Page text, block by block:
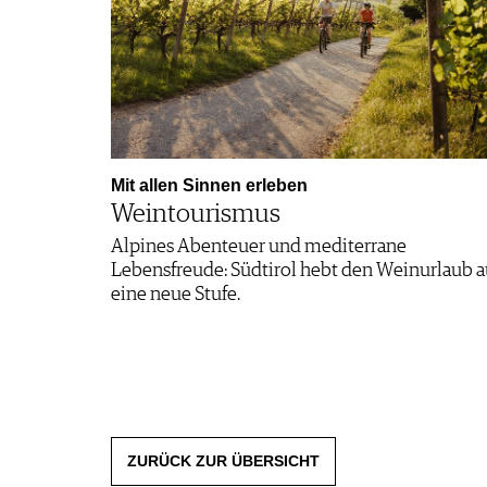
Mit allen Sinnen erleben
Weintourismus
Alpines Abenteuer und mediterrane
Lebensfreude: Südtirol hebt den Weinurlaub
eine neue Stufe.
ZURÜCK ZUR ÜBERSICHT